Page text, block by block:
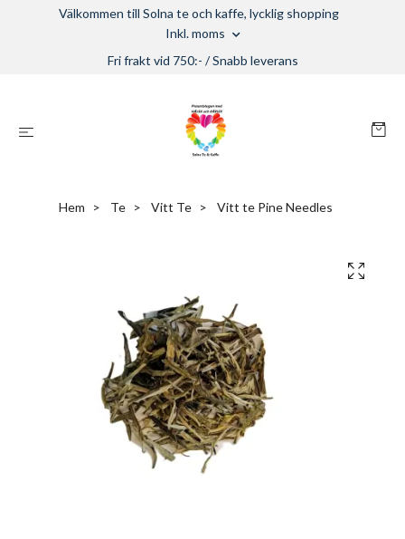
Välkommen till Solna te och kaffe, lycklig shopping
Inkl. moms
Fri frakt vid 750:- / Snabb leverans
Hem Te Vitt Te Vitt te Pine Needles